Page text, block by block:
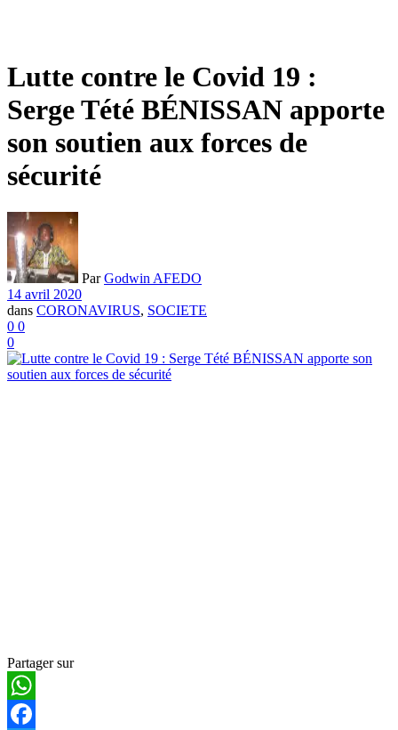
Lutte contre le Covid 19 :
Serge Tété BÉNISSAN apporte
son soutien aux forces de
sécurité
Par Godwin AFEDO
14 avril 2020
dans CORONAVIRUS, SOCIETE
0 0
0
Partager sur
WhatsApp